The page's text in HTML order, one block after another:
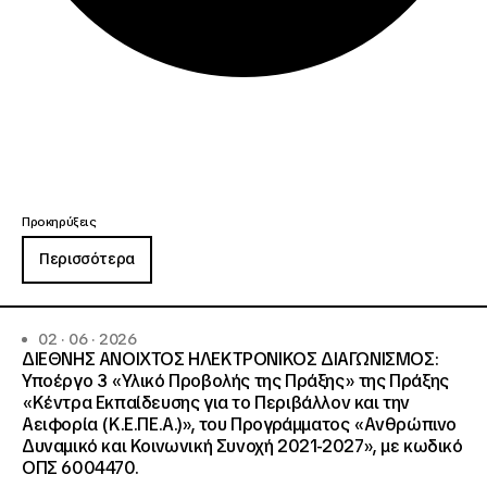
Προκηρύξεις
Περισσότερα
02 · 06 · 2026
ΔΙΕΘΝΗΣ ΑΝΟΙΧΤΟΣ ΗΛΕΚΤΡΟΝΙΚΟΣ ΔΙΑΓΩΝΙΣΜΟΣ:
Υποέργο 3 «Υλικό Προβολής της Πράξης» της Πράξης
«Κέντρα Εκπαίδευσης για το Περιβάλλον και την
Αειφορία (Κ.Ε.ΠΕ.Α.)», του Προγράμματος «Ανθρώπινο
Δυναμικό και Κοινωνική Συνοχή 2021-2027», με κωδικό
ΟΠΣ 6004470.